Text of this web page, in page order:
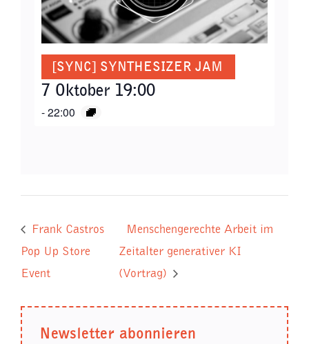
[SYNC] SYNTHESIZER JAM
7 Oktober 19:00
-22:00
Frank Castros
Pop Up Store
Event
Menschengerechte Arbeit im
Zeitalter generativer KI
(Vortrag)
Newsletter abonnieren